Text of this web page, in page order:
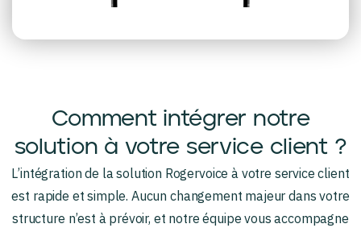
Comment intégrer notre
solution à votre service client ?
L’intégration de la solution Rogervoice à votre service client
est rapide et simple. Aucun changement majeur dans votre
structure n’est à prévoir, et notre équipe vous accompagne